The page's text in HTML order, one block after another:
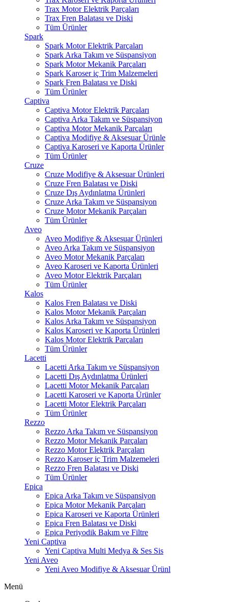
Trax Motor Elektrik Parçaları
Trax Fren Balatası ve Diski
Tüm Ürünler
Spark
Spark Motor Elektrik Parçaları
Spark Arka Takım ve Süspansiyon
Spark Motor Mekanik Parçaları
Spark Karoser iç Trim Malzemeleri
Spark Fren Balatası ve Diski
Tüm Ürünler
Captiva
Captiva Motor Elektrik Parçaları
Captiva Arka Takım ve Süspansiyon
Captiva Motor Mekanik Parçaları
Captiva Modifiye & Aksesuar Ürünle
Captiva Karoseri ve Kaporta Ürünler
Tüm Ürünler
Cruze
Cruze Modifiye & Aksesuar Ürünleri
Cruze Fren Balatası ve Diski
Cruze Dış Aydınlatma Ürünleri
Cruze Arka Takım ve Süspansiyon
Cruze Motor Mekanik Parçaları
Tüm Ürünler
Aveo
Aveo Modifiye & Aksesuar Ürünleri
Aveo Arka Takım ve Süspansiyon
Aveo Motor Mekanik Parçaları
Aveo Karoseri ve Kaporta Ürünleri
Aveo Motor Elektrik Parçaları
Tüm Ürünler
Kalos
Kalos Fren Balatası ve Diski
Kalos Motor Mekanik Parçaları
Kalos Arka Takım ve Süspansiyon
Kalos Karoseri ve Kaporta Ürünleri
Kalos Motor Elektrik Parçaları
Tüm Ürünler
Lacetti
Lacetti Arka Takım ve Süspansiyon
Lacetti Dış Aydınlatma Ürünleri
Lacetti Motor Mekanik Parçaları
Lacetti Karoseri ve Kaporta Ürünler
Lacetti Motor Elektrik Parçaları
Tüm Ürünler
Rezzo
Rezzo Arka Takım ve Süspansiyon
Rezzo Motor Mekanik Parçaları
Rezzo Motor Elektrik Parçaları
Rezzo Karoser iç Trim Malzemeleri
Rezzo Fren Balatası ve Diski
Tüm Ürünler
Epica
Epica Arka Takım ve Süspansiyon
Epica Motor Mekanik Parçaları
Epica Karoseri ve Kaporta Ürünleri
Epica Fren Balatası ve Diski
Epica Periyodik Bakım ve Filtre
Yeni Captiva
Yeni Captiva Multi Medya & Ses Sis
Yeni Aveo
Yeni Aveo Modifiye & Aksesuar Ürünl
Menü